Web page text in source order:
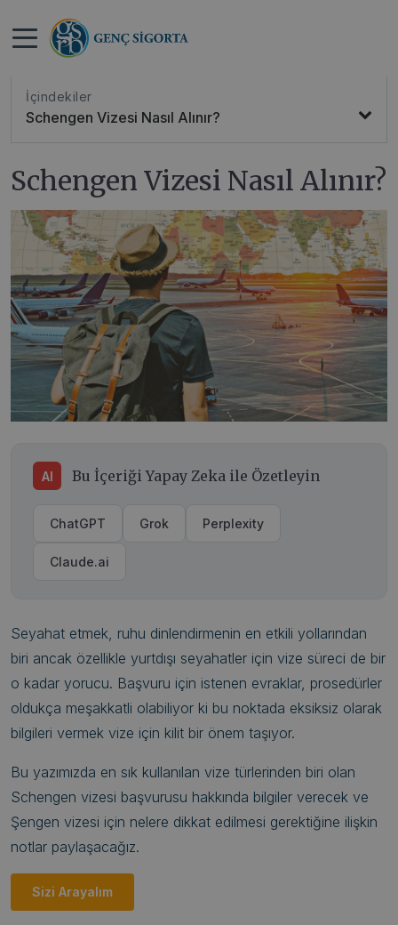
Anasayfa>
İçindekiler
Schengen Vizesi Nasıl Alınır?
Schengen Vizesi Nasıl Alınır?
AI Bu İçeriği Yapay Zeka ile Özetleyin
ChatGPT Grok Perplexity
Claude.ai
Seyahat etmek, ruhu dinlendirmenin en etkili yollarından
biri ancak özellikle yurtdışı seyahatler için vize süreci de bir
o kadar yorucu. Başvuru için istenen evraklar, prosedürler
oldukça meşakkatli olabiliyor ki bu noktada eksiksiz olarak
bilgileri vermek vize için kilit bir önem taşıyor.
Bu yazımızda en sık kullanılan vize türlerinden biri olan
Schengen vizesi başvurusu hakkında bilgiler verecek ve
Şengen vizesi için nelere dikkat edilmesi gerektiğine ilişkin
notlar paylaşacağız.
Sizi Arayalım